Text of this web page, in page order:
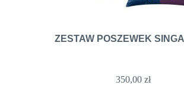
ZESTAW POSZEWEK
350,00 zł